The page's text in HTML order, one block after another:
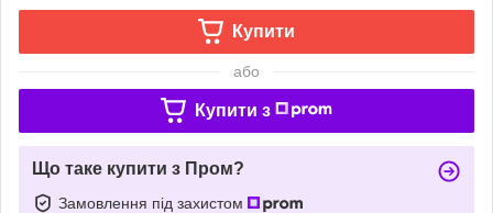
Купити
або
Купити з
Що таке купити з Пром?
Замовлення під захистом